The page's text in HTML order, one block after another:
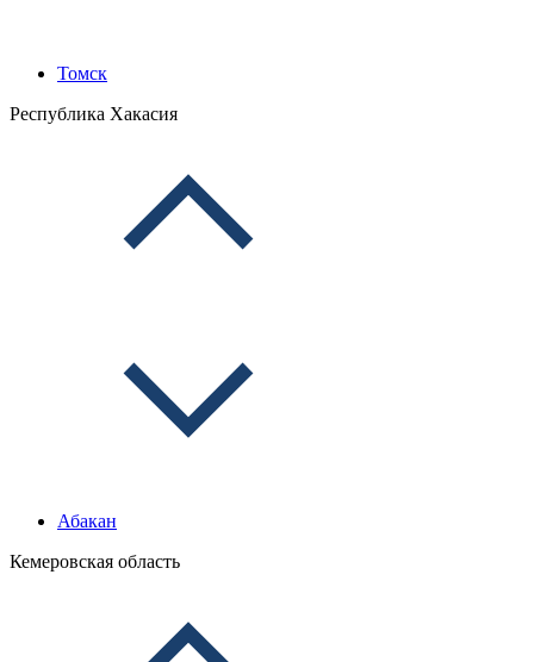
Томск
Республика Хакасия
Абакан
Кемеровская область